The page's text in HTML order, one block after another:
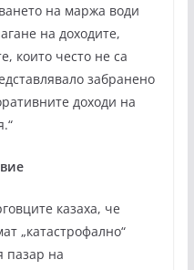
на маржа води
на доходите,
които често не са
забранено
доходи на
казаха, че
„катастрофално“
пазар на